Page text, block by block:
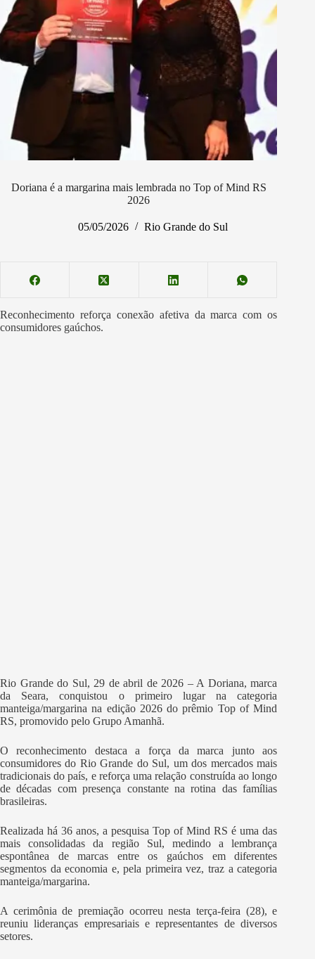
Doriana é a margarina mais lembrada no Top of Mind RS
2026
05/05/2026 Rio Grande do Sul
Reconhecimento reforça conexão afetiva da marca com os
consumidores gaúchos.
Rio Grande do Sul, 29 de abril de 2026 – A Doriana, marca
da Seara, conquistou o primeiro lugar na categoria
manteiga/margarina na edição 2026 do prêmio Top of Mind
RS, promovido pelo Grupo Amanhã.
O reconhecimento destaca a força da marca junto aos
consumidores do Rio Grande do Sul, um dos mercados mais
tradicionais do país, e reforça uma relação construída ao longo
de décadas com presença constante na rotina das famílias
brasileiras.
Realizada há 36 anos, a pesquisa Top of Mind RS é uma das
mais consolidadas da região Sul, medindo a lembrança
espontânea de marcas entre os gaúchos em diferentes
segmentos da economia e, pela primeira vez, traz a categoria
manteiga/margarina.
A cerimônia de premiação ocorreu nesta terça-feira (28), e
reuniu lideranças empresariais e representantes de diversos
setores.